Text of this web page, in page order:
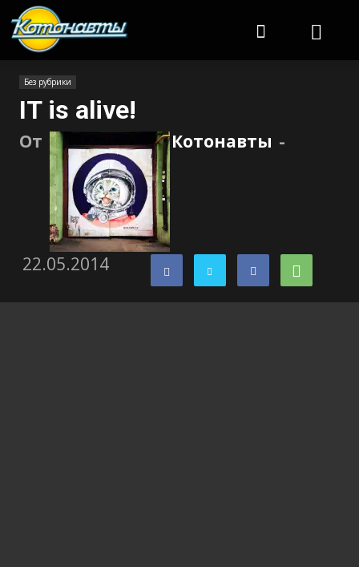
Без рубрики
IT is alive!
От Котонавты -
22.05.2014